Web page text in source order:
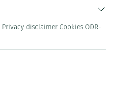
Privacy disclaimer Cookies ODR-